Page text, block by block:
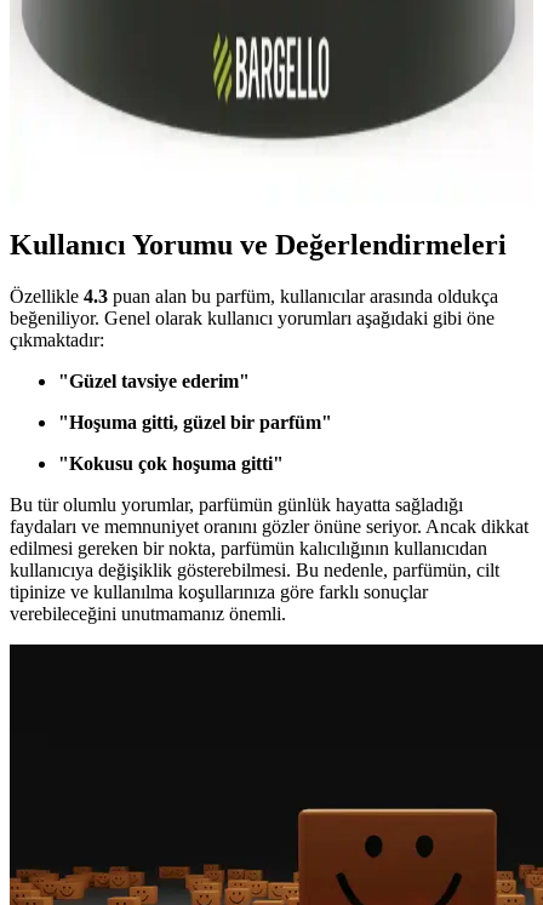
Bargello Parfüm Setleri: Kalıcılık ve Çeşitlilikte Yeni
Bir Düzey
Bargello parfüm setleri, farklı koku seçenekleri ve kalıcılık
Kullanıcı Yorumu ve Değerlendirmeleri
Özellikle 4.3 puan alan bu parfüm, kullanıcılar arasında oldukça
beğeniliyor. Genel olarak kullanıcı yorumları aşağıdaki gibi öne
çıkmaktadır:
"Güzel tavsiye ederim"
"Hoşuma gitti, güzel bir parfüm"
"Kokusu çok hoşuma gitti"
Bu tür olumlu yorumlar, parfümün günlük hayatta sağladığı
faydaları ve memnuniyet oranını gözler önüne seriyor. Ancak dikkat
edilmesi gereken bir nokta, parfümün kalıcılığının kullanıcıdan
kullanıcıya değişiklik gösterebilmesi. Bu nedenle, parfümün, cilt
tipinize ve kullanılma koşullarınıza göre farklı sonuçlar
verebileceğini unutmamanız önemli.